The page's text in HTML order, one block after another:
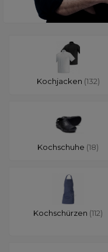
Kochjacken (132)
Kochschuhe (18)
Kochschürzen (112)